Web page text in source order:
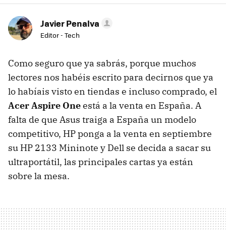
Javier Penalva
Editor - Tech
Como seguro que ya sabrás, porque muchos
lectores nos habéis escrito para decirnos que ya
lo habíais visto en tiendas e incluso comprado, el
Acer Aspire Oneestá a la venta en España. A
falta de que Asus traiga a España un modelo
competitivo, HP ponga a la venta en septiembre
su HP 2133 Mininote y Dell se decida a sacar su
ultraportátil, las principales cartas ya están
sobre la mesa.